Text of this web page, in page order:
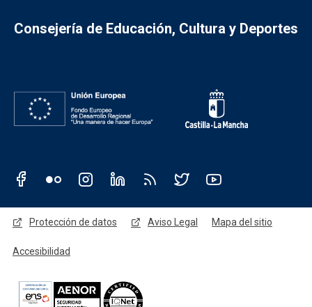
Consejería de Educación, Cultura y Deportes
Redes sociales JCCM
Menú legal
Protección de datos Aviso Legal Mapa del sitio
Accesibilidad